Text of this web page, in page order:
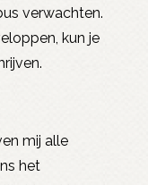
verwachten.
kun je
mij alle
het